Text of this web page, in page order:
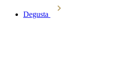
Degusta